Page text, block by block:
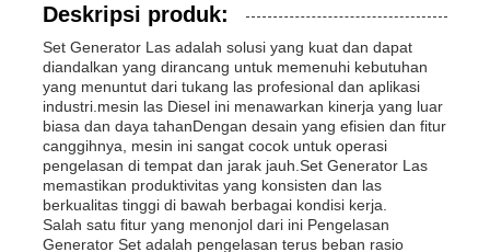
Deskripsi produk:
Set Generator Las adalah solusi yang kuat dan dapat
diandalkan yang dirancang untuk memenuhi kebutuhan
yang menuntut dari tukang las profesional dan aplikasi
industri.mesin las Diesel ini menawarkan kinerja yang luar
biasa dan daya tahanDengan desain yang efisien dan fitur
canggihnya, mesin ini sangat cocok untuk operasi
pengelasan di tempat dan jarak jauh.Set Generator Las
memastikan produktivitas yang konsisten dan las
berkualitas tinggi di bawah berbagai kondisi kerja.
Salah satu fitur yang menonjol dari ini Pengelasan
Generator Set adalah pengelasan terus beban rasio